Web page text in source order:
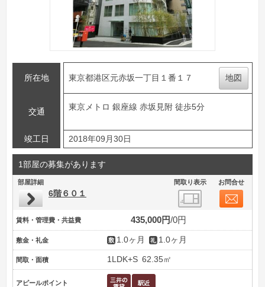
所在地 東京都港区元赤坂一丁目１番１７ 地図
交通
東京メトロ 銀座線 赤坂見附 徒歩5分
竣工日 2018年09月30日
1部屋の募集があります
部屋詳細 間取り表示 お問合せ
6階６０１
賃料・管理費・共益費 435,000円 0円
敷金・礼金 1.0ヶ月 1.0ヶ月
間取・面積 1LDK+S 62.35㎡
アピールポイント